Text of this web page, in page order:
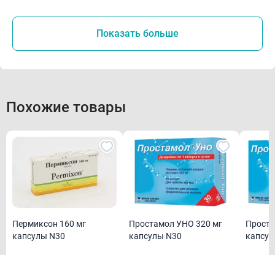
Показать больше
Похожие товары
Пермиксон 160 мг
капсулы N30
Простамол УНО 320 мг
капсулы N30